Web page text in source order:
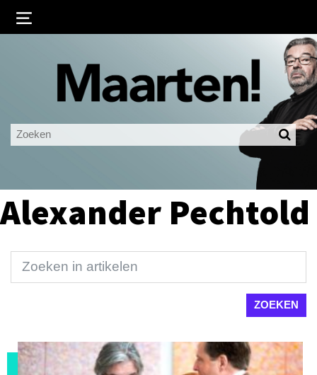
Ingelogd blijven
LOGIN
Alexander Pechtold